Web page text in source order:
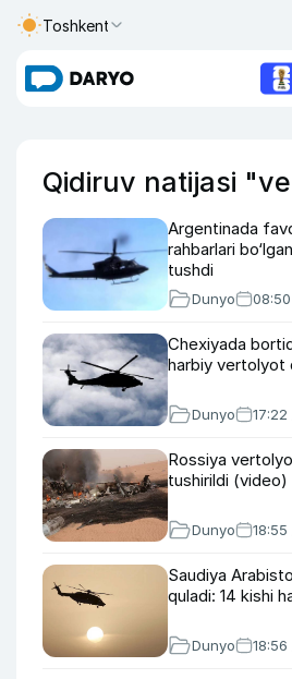
Toshkent
Qidiruv natijasi
Argentinada
rahbarlari
tushdi
Dunyo
Chexiyada
harbiy vertolyot
Dunyo
Rossiya
tushirildi (video)
Dunyo
Saudiya
quladi: 14 kishi
Dunyo